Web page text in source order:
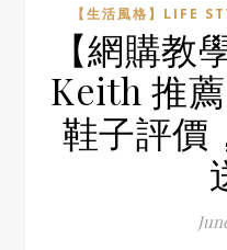
【生活風格】LIFE
【網購教
Keith 推
鞋子評價